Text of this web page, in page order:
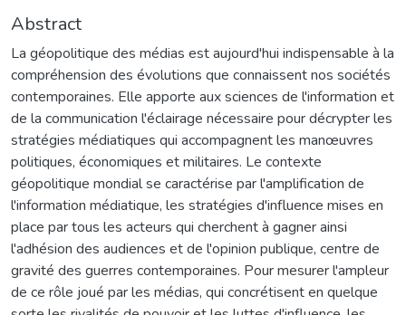
Abstract
La géopolitique des médias est aujourd'hui indispensable à la
compréhension des évolutions que connaissent nos sociétés
contemporaines. Elle apporte aux sciences de l'information et
de la communication l'éclairage nécessaire pour décrypter les
stratégies médiatiques qui accompagnent les manœuvres
politiques, économiques et militaires. Le contexte
géopolitique mondial se caractérise par l'amplification de
l'information médiatique, les stratégies d'influence mises en
place par tous les acteurs qui cherchent à gagner ainsi
l'adhésion des audiences et de l'opinion publique, centre de
gravité des guerres contemporaines. Pour mesurer l'ampleur
de ce rôle joué par les médias, qui concrétisent en quelque